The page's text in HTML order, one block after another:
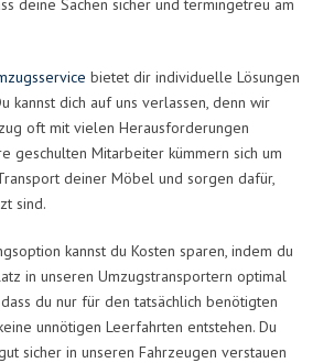
deine Sachen sicher und termingetreu am
bietet dir individuelle Lösungen
kannst dich auf uns verlassen, denn wir
oft mit vielen Herausforderungen
geschulten Mitarbeiter kümmern sich um
deiner Möbel und sorgen dafür,
sind.
kannst du Kosten sparen, indem du
in unseren Umzugstransportern optimal
du nur für den tatsächlich benötigten
unnötigen Leerfahrten entstehen. Du
sicher in unseren Fahrzeugen verstauen